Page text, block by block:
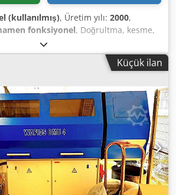
(kullanılmış), Üretim yılı: 2000,
fonksiyonel, Doğrultma, kesme,
ve uç taşlama için soğuk şekillendirme
üretimi için Tel çap aralığı: 0,2 -
2,5 - 50 mm Dcsdjzdr NcjpfxKüçük ilan